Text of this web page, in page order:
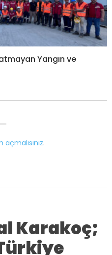
Yangın ve
.
Karakoç;